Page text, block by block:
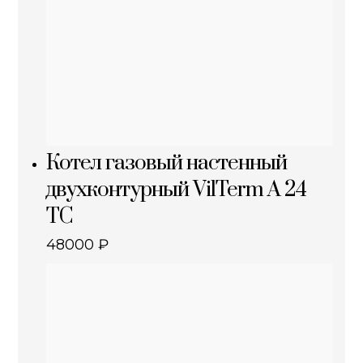
Котел газовый настенный
двухконтурный VilTerm A 24
TC
48000₽